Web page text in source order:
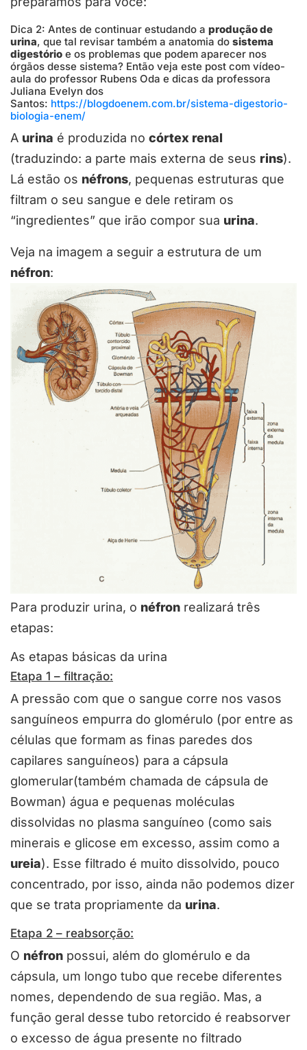
Dica 2: Antes de continuar estudando a produção de
urina, que tal revisar também a anatomia do sistema
digestório e os problemas que podem aparecer nos
órgãos desse sistema? Então veja este post com vídeo-
aula do professor Rubens Oda e dicas da professora
Juliana Evelyn dos
Santos: https://blogdoenem.com.br/sistema-digestorio-
biologia-enem/
A urina é produzida no córtex renal
(traduzindo: a parte mais externa de seus rins).
Lá estão os néfrons, pequenas estruturas que
filtram o seu sangue e dele retiram os
“ingredientes” que irão compor sua urina.
Veja na imagem a seguir a estrutura de um
néfron:
Para produzir urina, o néfron realizará três
etapas:
As etapas básicas da urina
Etapa 1 – filtração:
A pressão com que o sangue corre nos vasos
sanguíneos empurra do glomérulo (por entre as
células que formam as finas paredes dos
capilares sanguíneos) para a cápsula
glomerular(também chamada de cápsula de
Bowman) água e pequenas moléculas
dissolvidas no plasma sanguíneo (como sais
minerais e glicose em excesso, assim como a
ureia). Esse filtrado é muito dissolvido, pouco
concentrado, por isso, ainda não podemos dizer
que se trata propriamente da urina.
Etapa 2 – reabsorção:
O néfron possui, além do glomérulo e da
cápsula, um longo tubo que recebe diferentes
nomes, dependendo de sua região. Mas, a
função geral desse tubo retorcido é reabsorver
o excesso de água presente no filtrado